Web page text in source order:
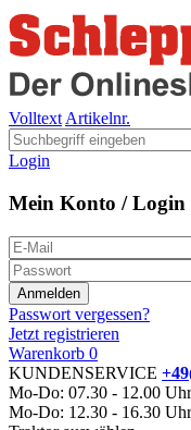
Volltext Artikelnr.
Login
Mein Konto / Login
Passwort vergessen?
Jetzt registrieren
Warenkorb 0
KUNDENSERVICE
Mo-Do: 07.30 - 12.00 Uhr
Mo-Do: 12.30 - 16.30 Uhr